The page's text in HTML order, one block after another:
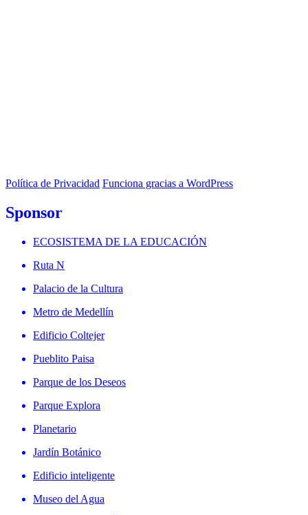
Política de Privacidad Funciona gracias a WordPress
Sponsor
ECOSISTEMA DE LA EDUCACIÓN
Ruta N
Palacio de la Cultura
Metro de Medellín
Edificio Coltejer
Pueblito Paisa
Parque de los Deseos
Parque Explora
Planetario
Jardín Botánico
Edificio inteligente
Museo del Agua